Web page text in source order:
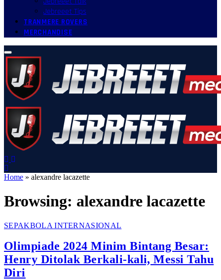
Jebreeet Tips
TRANMERE ROVERS
MERCHANDISE
Home » alexandre lacazette
Browsing: alexandre lacazette
SEPAKBOLA INTERNASIONAL
Olimpiade 2024 Minim Bintang Besar:
Henry Ditolak Berkali-kali, Messi Tahu
Diri